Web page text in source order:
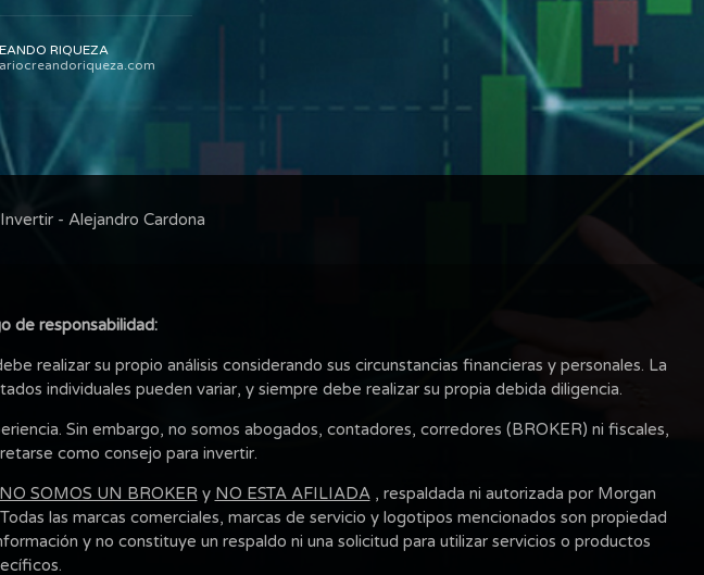
RIQUEZA
- Alejandro Cardona
de responsabilidad:
realizar su propio análisis considerando sus circunstancias financieras y personales. La
individuales pueden variar, y siempre debe realizar su propia debida diligencia.
Sin embargo, no somos abogados, contadores, corredores (BROKER) ni fiscales,
como consejo para invertir.
NO SOMOS UN BROKER y NO ESTA AFILIADA, respaldada ni autorizada por Morgan
las marcas comerciales, marcas de servicio y logotipos mencionados son propiedad
y no constituye un respaldo ni una solicitud para utilizar servicios o productos